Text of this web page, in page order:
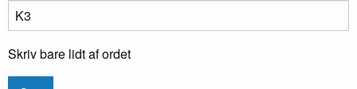
Skriv bare lidt af ordet